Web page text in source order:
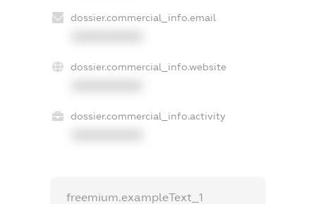
dossier.commercial_info.email
dossier.commercial_info.website
dossier.commercial_info.activity
freemium.exampleText_1